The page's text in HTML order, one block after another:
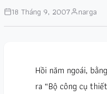
18 Tháng 9, 2007 narga
Hồi năm ngoái,
ra “Bộ công cụ